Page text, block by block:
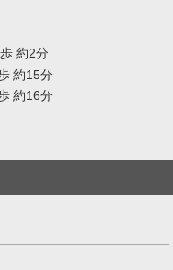
約2分
約15分
約16分